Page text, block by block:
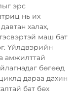
эрс
нь их
халах,
маш бат
Үйлдвэрийн
амжилттай
бөгөөд
дараа дахин
бат бөх